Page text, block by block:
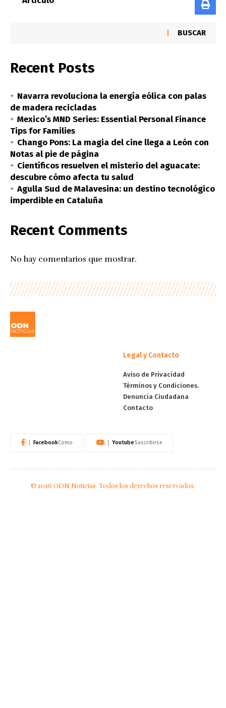
BUSCAR
Recent Posts
Navarra revoluciona la energía eólica con palas
de madera recicladas
Mexico’s MND Series: Essential Personal Finance
Tips for Families
Chango Pons: La magia del cine llega a León con
Notas al pie de página
Científicos resuelven el misterio del aguacate:
descubre cómo afecta tu salud
Agulla Sud de Malavesina: un destino tecnológico
imperdible en Cataluña
Recent Comments
No hay comentarios que mostrar.
Legal y Contacto
Aviso de Privacidad
Términos y Condiciones.
Denuncia Ciudadana
Contacto
FacebookComo YoutubeSuscribirse
© 2026 ODN Noticias. Todos los derechos reservados.